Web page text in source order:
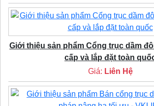
Giới thiệu sản phẩm Cổng trục dầm
cấp và lắp đặt toàn
Giá: Liên Hệ